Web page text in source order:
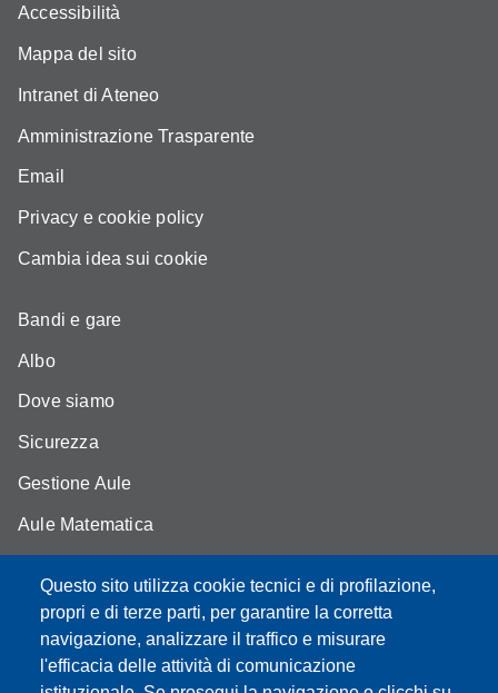
Questo sito utilizza cookie tecnici e di profilazione,
propri e di terze parti, per garantire la corretta
navigazione, analizzare il traffico e misurare
l'efficacia delle attività di comunicazione
Accessibilità
Mappa del sito
Intranet di Ateneo
Amministrazione Trasparente
Email
Privacy e cookie policy
Cambia idea sui cookie
Bandi e gare
Albo
Dove siamo
Sicurezza
Gestione Aule
Aule Matematica
Portale studenti
Moodle didattica online